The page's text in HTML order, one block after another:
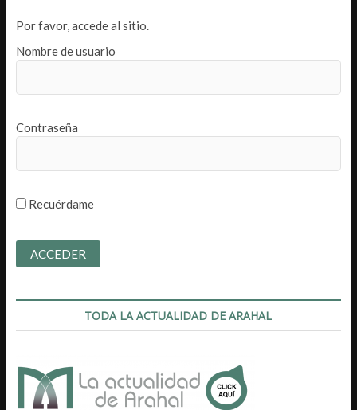
Por favor, accede al sitio.
Nombre de usuario
Contraseña
Recuérdame
TODA LA ACTUALIDAD DE ARAHAL